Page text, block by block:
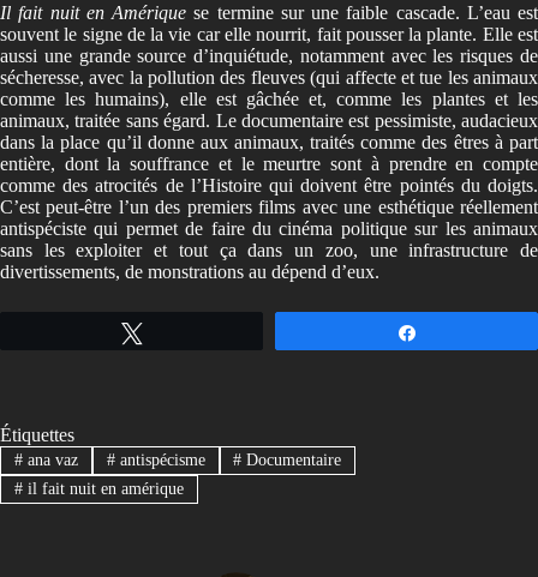
Il fait nuit en Amériquese termine sur une faible cascade. L’eau est
souvent le signe de la vie car elle nourrit, fait pousser la plante. Elle est
aussi une grande source d’inquiétude, notamment avec les risques de
sécheresse, avec la pollution des fleuves (qui affecte et tue les animaux
comme les humains), elle est gâchée et, comme les plantes et les
animaux, traitée sans égard. Le documentaire est pessimiste, audacieux
dans la place qu’il donne aux animaux, traités comme des êtres à part
entière, dont la souffrance et le meurtre sont à prendre en compte
comme des atrocités de l’Histoire qui doivent être pointés du doigts.
C’est peut-être l’un des premiers films avec une esthétique réellement
antispéciste qui permet de faire du cinéma politique sur les animaux
sans les exploiter et tout ça dans un zoo, une infrastructure de
divertissements, de monstrations au dépend d’eux.
Étiquettes
#ana vaz #antispécisme # Documentaire
#il fait nuit en amérique